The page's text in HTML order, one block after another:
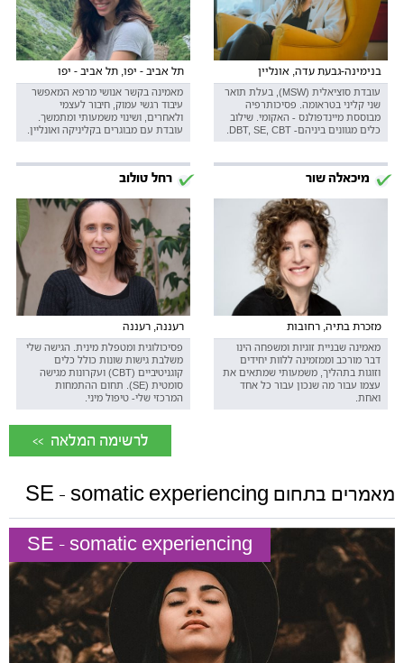
בנימינה-גבעת עדה, אונליין
עובדת סוציאלית (MSW), בעלת תואר
שני קליני בטראומה. פסיכותרפיה
מבוססת מיינדפולנס - האקומי. שילוב
כלים מגוונים ביניהם- DBT, SE, CBT.
תל אביב - יפו, תל אביב - יפו
מאמינה בקשר אנושי מרפא המאפשר
עיבוד רגשי עמוק, חיבור לעצמי
ולאחרים, ושינוי משמעותי ומתמשך.
עובדת עם מבוגרים בקליניקה ואונליין.
מיכאלה שור
מזכרת בתיה, רחובות
מאמינה שבניית זוגיות ומשפחה הינו
דבר מורכב וממזמינה ללוות יחידים
וזוגות בתהליך, משמעותי שמתאים את
עצמו עבור מה שנכון עבור כל אחד
ואחת.
רחל טולוב
רעננה, רעננה
פסיכולוגית ומטפלת מינית. הגישה שלי
משלבת גישות שונות כולל כלים
קוגניטיביים (CBT) ועקרונות מגישה
סומטית (SE). תחום ההתמחות
המרכזי שלי- טיפול מיני.
<< לרשימה המלאה
מאמרים בתחום SE - somatic experiencing
SE - somatic experiencing